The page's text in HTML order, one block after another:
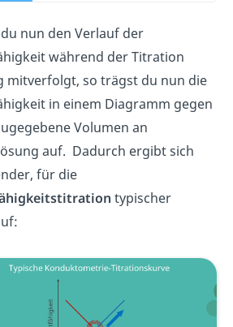
nun den Verlauf der
während der Titration
mitverfolgt, so trägst du nun die
in einem Diagramm gegen
Volumen an
auf. Dadurch ergibt sich
für die
typischer